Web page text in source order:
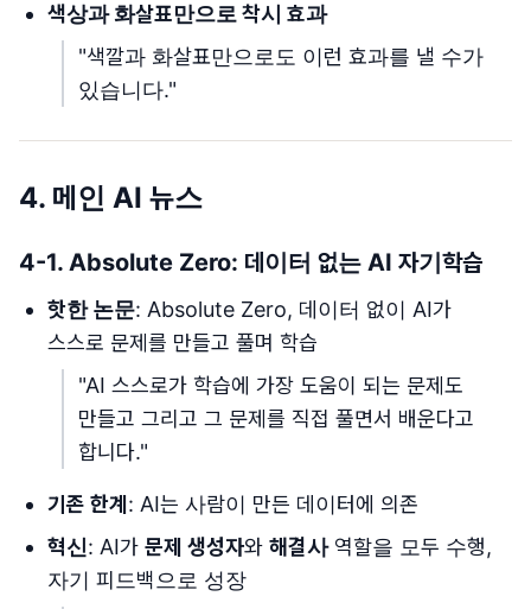
색상과 화살표만으로 착시 효과
"색깔과 화살표만으로도 이런 효과를 낼 수가
있습니다."
4. 메인 AI 뉴스
4-1. Absolute Zero: 데이터 없는 AI 자기학습
핫한 논문: Absolute Zero, 데이터 없이 AI가
스스로 문제를 만들고 풀며 학습
"AI 스스로가 학습에 가장 도움이 되는 문제도
만들고 그리고 그 문제를 직접 풀면서 배운다고
합니다."
기존 한계 : AI는 사람이 만든 데이터에 의존
혁신: AI가 문제 생성자와 해결사역할을 모두 수행,
자기 피드백으로 성장